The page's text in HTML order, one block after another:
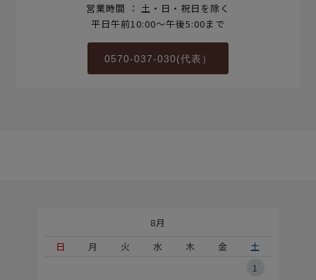
営業時間 ： 土・日・祝日を除く
平日午前10:00～午後5:00まで
0570-037-030(代表）
8月
日
月 火 水 木 金
土
1